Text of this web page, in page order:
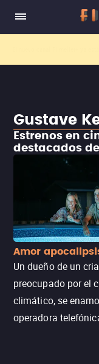
Gustave
Estrenos en
destacados
Amor
Un dueño de un
preocupado por el
climático, se
operadora